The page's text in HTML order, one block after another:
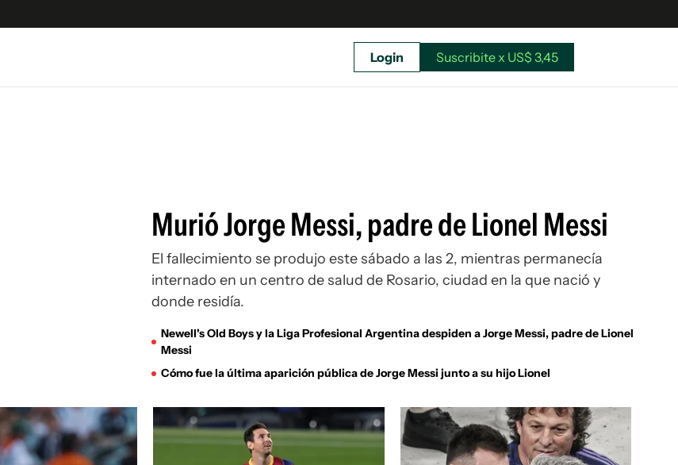
Login Suscribite x US$ 3,45
Murió Jorge Messi, padre de Lionel Messi
El fallecimiento se produjo este sábado a las 2, mientras permanecía
internado en un centro de salud de Rosario, ciudad en la que nació y
donde residía.
Newell's Old Boys y la Liga Profesional Argentina despiden a Jorge Messi, padre de Lionel
Messi
Cómo fue la última aparición pública de Jorge Messi junto a su hijo Lionel